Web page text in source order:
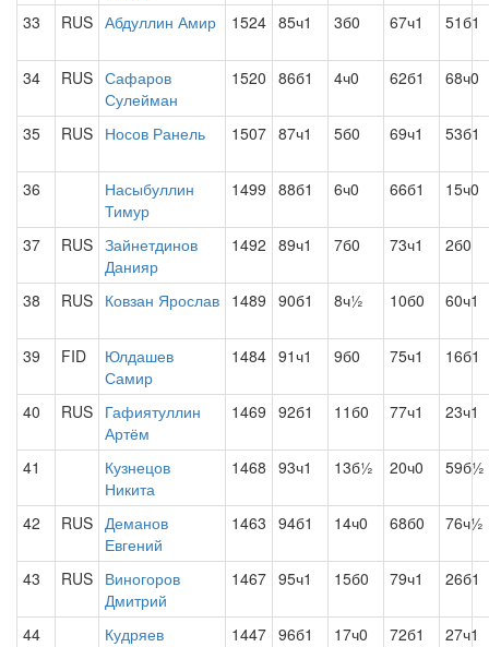
33 RUS Абдуллин Амир 1524 85ч1 3б0 67ч1 51б1
34 RUS Сафаров
Сулейман
1520 86б1 4ч0 62б1 68ч0
35 RUS Носов Ранель 1507 87ч1 5б0 69ч1 53б1
36
Насыбуллин
Тимур
1499 88б1 6ч0 66б1 15ч0
37 RUS Зайнетдинов
Данияр
1492 89ч1 7б0 73ч1 2б0
38 RUS Ковзан Ярослав 1489 90б1 8ч½ 10б0 60ч1
39 FID
Юлдашев
Самир
1484 91ч1 9б0 75ч1 16б1
40 RUS Гафиятуллин
Артём
1469 92б1 11б0 77ч1 23ч1
41
Кузнецов
Никита
1468 93ч1 13б½ 20ч0 59б½
42 RUS Деманов
Евгений
1463 94б1 14ч0 68б0 76ч½
43 RUS Виногоров
Дмитрий
1467 95ч1 15б0 79ч1 26б1
44
Кудряев
1447 96б1 17ч0 72б1 27ч1